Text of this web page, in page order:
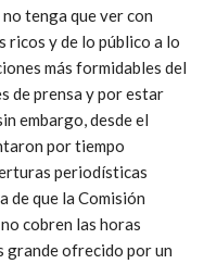
tenga que ver con
ricos y de lo público a lo
más formidables del
de prensa y por estar
embargo, desde el
por tiempo
periodísticas
de que la Comisión
cobren las horas
grande ofrecido por un